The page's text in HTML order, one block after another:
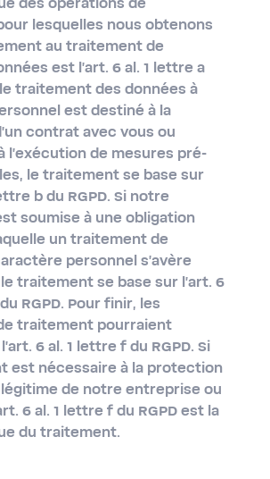
des opérations de
lesquelles nous obtenons
au traitement de
est l'art. 6 al. 1 lettre a
le traitement des données à
est destiné à la
contrat avec vous ou
l'exécution de mesures pré-
le traitement se base sur
b du RGPD. Si notre
soumise à une obligation
un traitement de
personnel s'avère
traitement se base sur l'art. 6
RGPD. Pour finir, les
traitement pourraient
6 al. 1 lettre f du RGPD. Si
est nécessaire à la protection
de notre entreprise ou
6 al. 1 lettre f du RGPD est la
du traitement.